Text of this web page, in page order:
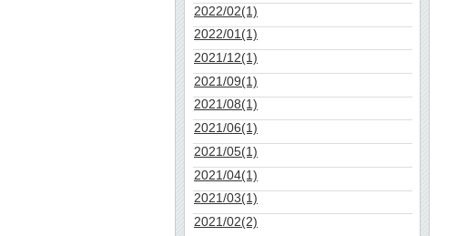
2022/02(1)
2022/01(1)
2021/12(1)
2021/09(1)
2021/08(1)
2021/06(1)
2021/05(1)
2021/04(1)
2021/03(1)
2021/02(2)